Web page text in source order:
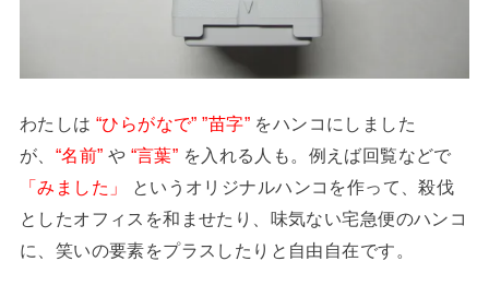
わたしは “ひらがなで” ”苗字” をハンコにしました
が、 “名前” や “言葉” を入れる人も。例えば回覧などで
「みました」
というオリジナルハンコを作って、殺伐
としたオフィスを和ませたり、味気ない宅急便のハンコ
に、笑いの要素をプラスしたりと自由自在です。